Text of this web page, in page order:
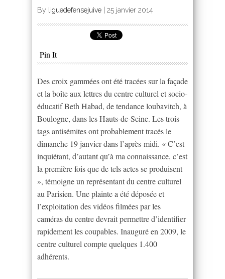
By liguedefensejuive 25 janvier 2014
Pin It
Des croix gammées ont été tracées sur la façade
et la boîte aux lettres du centre culturel et socio-
éducatif Beth Habad, de tendance loubavitch, à
Boulogne, dans les Hauts-de-Seine. Les trois
tags antisémites ont probablement tracés le
dimanche 19 janvier dans l’après-midi. « C’est
inquiétant, d’autant qu’à ma connaissance, c’est
la première fois que de tels actes se produisent
», témoigne un représentant du centre culturel
au Parisien. Une plainte a été déposée et
l’exploitation des vidéos filmées par les
caméras du centre devrait permettre d’identifier
rapidement les coupables. Inauguré en 2009, le
centre culturel compte quelques 1.400
adhérents.